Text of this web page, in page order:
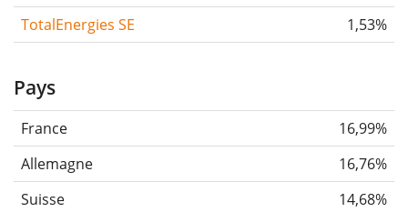
TotalEnergies SE
1,53%
Pays
France
16,99%
Allemagne
16,76%
Suisse
14,68%